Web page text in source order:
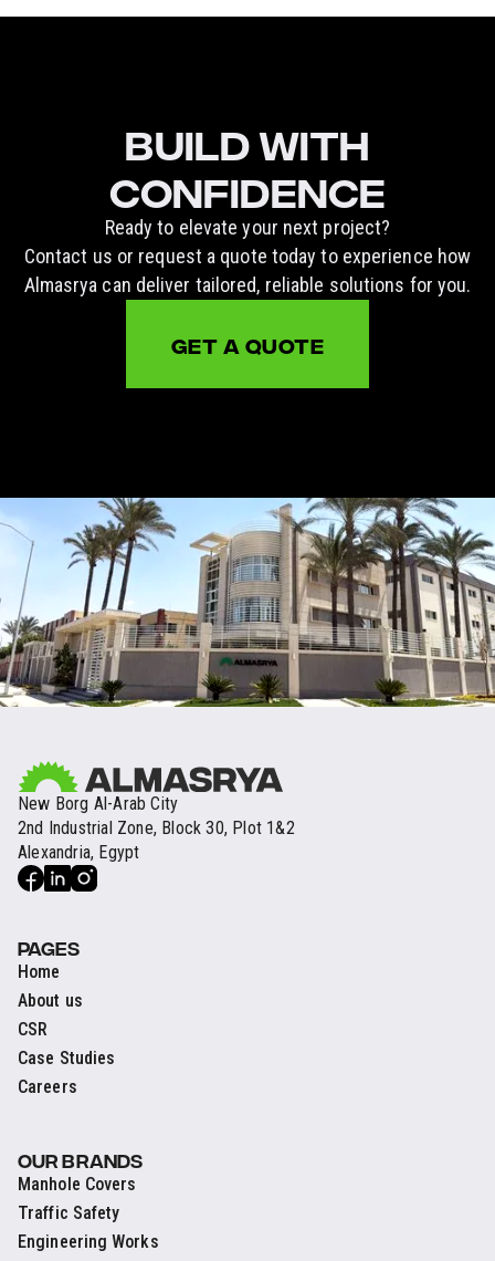
BUILD WITH
CONFIDENCE
Ready to elevate your next project?
Contact us or request a quote today to experience how
Almasrya can deliver tailored, reliable solutions for you.
GET A QUOTE
New Borg Al-Arab City
2nd Industrial Zone, Block 30, Plot 1&2
Alexandria, Egypt
PAGES
Home
About us
CSR
Case Studies
Careers
OUR BRANDS
Manhole Covers
Traffic Safety
Engineering Works